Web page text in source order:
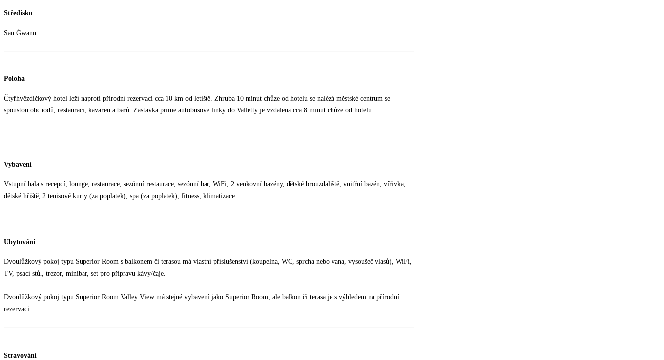
Středisko
San Ġwann
Poloha
Čtyřhvězdičkový hotel leží naproti přírodní rezervaci cca 10 km od letiště. Zhruba 10 minut chůze od hotelu se nalézá městské centrum se
spoustou obchodů, restaurací, kaváren a barů. Zastávka přímé autobusové linky do Valletty je vzdálena cca 8 minut chůze od hotelu.
Vybavení
Vstupní hala s recepcí, lounge, restaurace, sezónní restaurace, sezónní bar, WiFi, 2 venkovní bazény, dětské brouzdaliště, vnitřní bazén, vířivka,
dětské hřiště, 2 tenisové kurty (za poplatek), spa (za poplatek), fitness, klimatizace.
Ubytování
Dvoulůžkový pokoj typu Superior Room s balkonem či terasou má vlastní příslušenství (koupelna, WC, sprcha nebo vana, vysoušeč vlasů), WiFi,
TV, psací stůl, trezor, minibar, set pro přípravu kávy/čaje.
Dvoulůžkový pokoj typu Superior Room Valley View má stejné vybavení jako Superior Room, ale balkon či terasa je s výhledem na přírodní
rezervaci.
Stravování